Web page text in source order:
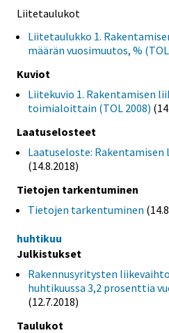
Liitetaulukot
Liitetaulukko 1.
määrän vuosimuutos, %
Kuviot
Liitekuvio 1. Rakentamisen
toimialoittain (TOL 2008)
Laatuselosteet
Laatuseloste: Rakentamisen
(14.8.2018)
Tietojen tarkentuminen
Tietojen tarkentuminen
huhtikuu
Julkistukset
Rakennusyritysten
huhtikuussa 3,2 prosenttia
(12.7.2018)
Taulukot